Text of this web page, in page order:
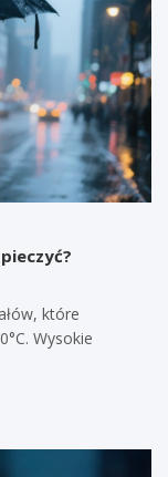
które
Wysokie